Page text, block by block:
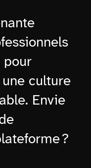
culture
Envie
?